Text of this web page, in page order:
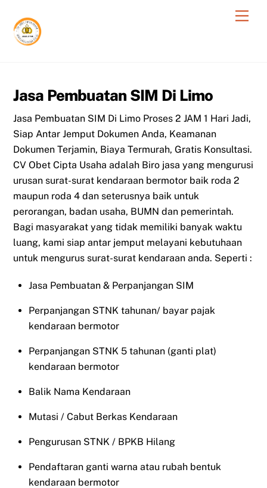
content
Jasa Pembuatan SIM Di Limo
Jasa Pembuatan SIM Di Limo Proses 2 JAM 1 Hari Jadi,
Siap Antar Jemput Dokumen Anda, Keamanan
Dokumen Terjamin, Biaya Termurah, Gratis Konsultasi.
CV Obet Cipta Usaha adalah Biro jasa yang mengurusi
urusan surat-surat kendaraan bermotor baik roda 2
maupun roda 4 dan seterusnya baik untuk
perorangan, badan usaha, BUMN dan pemerintah.
Bagi masyarakat yang tidak memiliki banyak waktu
luang, kami siap antar jemput melayani kebutuhaan
untuk mengurus surat-surat kendaraan anda. Seperti :
Jasa Pembuatan & Perpanjangan SIM
Perpanjangan STNK tahunan/ bayar pajak
kendaraan bermotor
Perpanjangan STNK 5 tahunan (ganti plat)
kendaraan bermotor
Balik Nama Kendaraan
Mutasi / Cabut Berkas Kendaraan
Pengurusan STNK / BPKB Hilang
Pendaftaran ganti warna atau rubah bentuk
kendaraan bermotor